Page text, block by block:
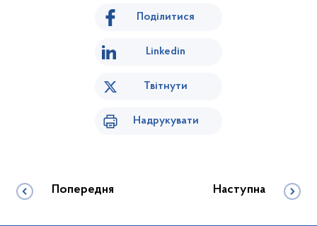
Поділитися
Linkedin
Твітнути
Надрукувати
Попередня Наступна